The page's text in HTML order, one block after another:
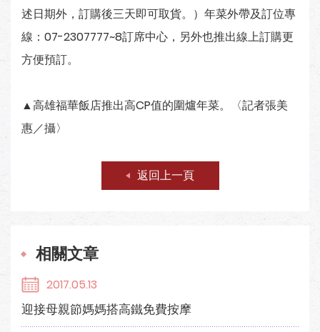
述日期外，訂購後三天即可取貨。）年菜外帶及訂位專
線：07-2307777~8訂席中心，另外也推出線上訂購更
方便預訂。
▲高雄福華飯店推出高CP值的圍爐年菜。〈記者張美
惠／攝〉
返回上一頁
相關文章
2017.05.13
迎接母親節媽媽搭高鐵免費按摩